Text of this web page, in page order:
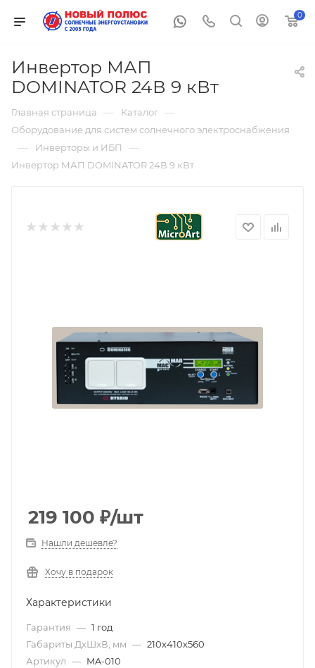
0
Инвертор МАП
DOMINATOR 24В 9 кВт
Главная страница — Каталог —
Оборудование для систем солнечного электроснабжения
— Инверторы и ИБП —
Инвертор МАП DOMINATOR 24В 9 кВт
219 100 ₽/шт
Нашли дешевле?
Хочу в подарок
Характеристики
Гарантия — 1 год
Габариты ДxШxВ, мм — 210x410x560
Артикул — MA-010